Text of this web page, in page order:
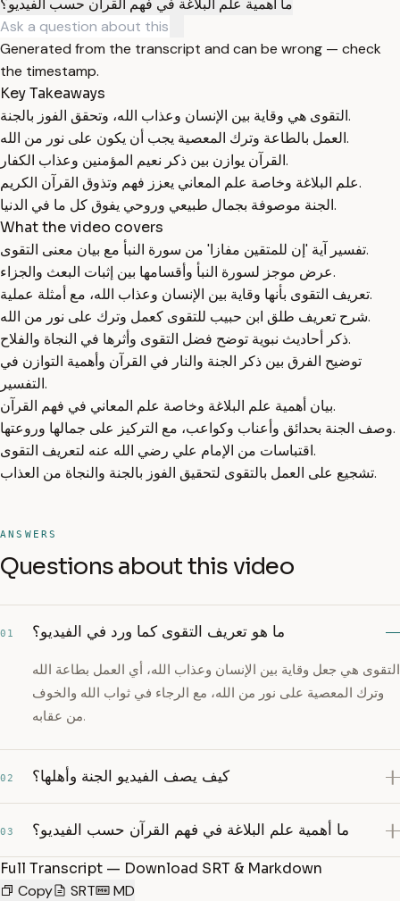
ما أهمية علم البلاغة في فهم القرآن حسب الفيديو؟
Generated from the transcript and can be wrong — check
the timestamp.
Key Takeaways
التقوى هي وقاية بين الإنسان وعذاب الله، وتحقق الفوز بالجنة.
العمل بالطاعة وترك المعصية يجب أن يكون على نور من الله.
القرآن يوازن بين ذكر نعيم المؤمنين وعذاب الكفار.
علم البلاغة وخاصة علم المعاني يعزز فهم وتذوق القرآن الكريم.
الجنة موصوفة بجمال طبيعي وروحي يفوق كل ما في الدنيا.
What the video covers
تفسير آية 'إن للمتقين مفازا' من سورة النبأ مع بيان معنى التقوى.
عرض موجز لسورة النبأ وأقسامها بين إثبات البعث والجزاء.
تعريف التقوى بأنها وقاية بين الإنسان وعذاب الله، مع أمثلة عملية.
شرح تعريف طلق ابن حبيب للتقوى كعمل وترك على نور من الله.
ذكر أحاديث نبوية توضح فضل التقوى وأثرها في النجاة والفلاح.
توضيح الفرق بين ذكر الجنة والنار في القرآن وأهمية التوازن في
التفسير.
بيان أهمية علم البلاغة وخاصة علم المعاني في فهم القرآن.
وصف الجنة بحدائق وأعناب وكواعب، مع التركيز على جمالها وروعتها.
اقتباسات من الإمام علي رضي الله عنه لتعريف التقوى.
تشجيع على العمل بالتقوى لتحقيق الفوز بالجنة والنجاة من العذاب.
ANSWERS
Questions about this video
01 ما هو تعريف التقوى كما ورد في الفيديو؟
التقوى هي جعل وقاية بين الإنسان وعذاب الله، أي العمل بطاعة الله
وترك المعصية على نور من الله، مع الرجاء في ثواب الله والخوف
من عقابه.
02 كيف يصف الفيديو الجنة وأهلها؟
03 ما أهمية علم البلاغة في فهم القرآن حسب الفيديو؟
Full Transcript — Download SRT & Markdown
Copy
SRT MD